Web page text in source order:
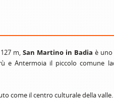
m, San Martino in Badia è uno
e Antermoia il piccolo comune
come il centro culturale della